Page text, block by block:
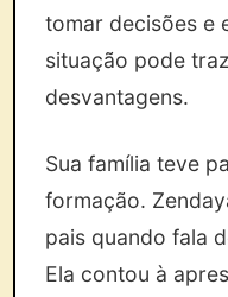
tomar decisões e
situação pode
desvantagens.
Sua família teve
formação.
pais quando fala
Ela contou à